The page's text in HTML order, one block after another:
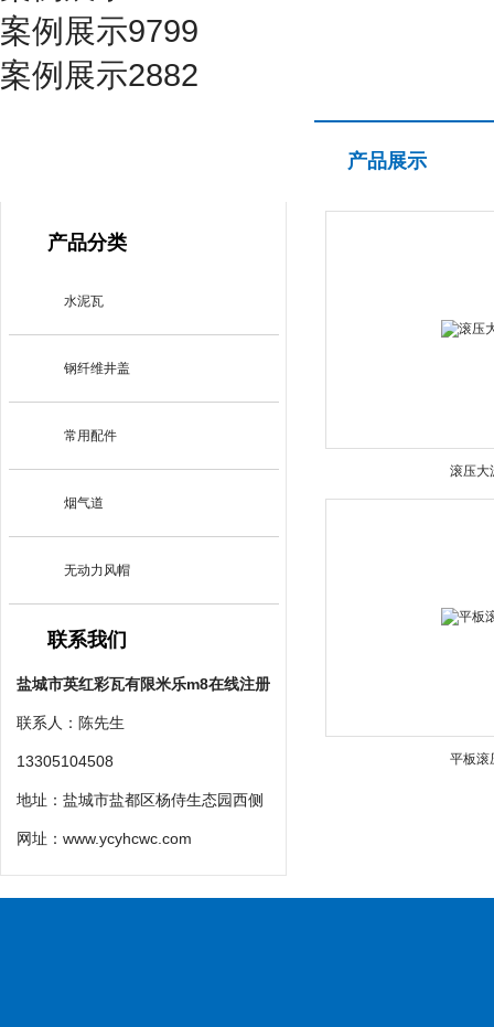
案例展示9799
案例展示2882
产品分类
水泥瓦
钢纤维井盖
常用配件
烟气道
无动力风帽
联系我们
盐城市英红彩瓦有限米乐m8在线注册
联系人：陈先生
13305104508
地址：盐城市盐都区杨侍生态园西侧
网址： www.ycyhcwc.com
产品展示
滚压大
平板滚